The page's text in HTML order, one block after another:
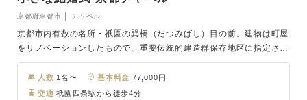
京都府京都市 │ チャペル
京都市内有数の名所・祇園の巽橋（たつみばし）目の前。建物は町屋
をリノベーションしたもので、重要伝統的建造群保存地区に指定され
ている街の景観と見事に調和しており、屋外でのロケーション撮影は
絵になる写真がたくさん残せます。祇園四条駅から徒歩5分とアクセ
スも良好。アシンメトリーに並べられた木の格子と、光に照らされる
人数 1名〜 基本料金 77,000円
交通 祇園四条駅から徒歩4分